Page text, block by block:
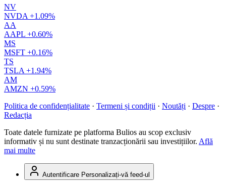
NV
NVDA +1.09%
AA
AAPL +0.60%
MS
MSFT +0.16%
TS
TSLA +1.94%
AM
AMZN +0.59%
Politica de confidențialitate · Termeni și condiții · Noutăți · Despre ·
Redacția
Toate datele furnizate pe platforma Bulios au scop exclusiv
informativ și nu sunt destinate tranzacționării sau investițiilor. Află
mai multe
Autentificare Personalizați-vă feed-ul